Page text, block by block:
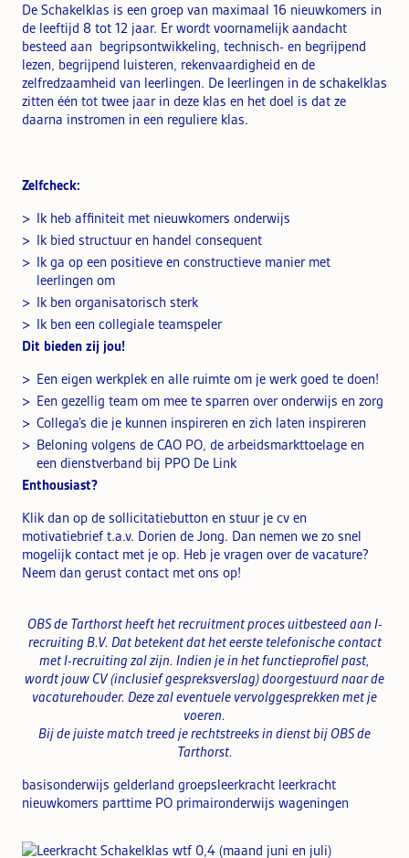
De Schakelklas is een groep van maximaal 16 nieuwkomers in
de leeftijd 8 tot 12 jaar. Er wordt voornamelijk aandacht
besteed aan begripsontwikkeling, technisch- en begrijpend
lezen, begrijpend luisteren, rekenvaardigheid en de
zelfredzaamheid van leerlingen. De leerlingen in de schakelklas
zitten één tot twee jaar in deze klas en het doel is dat ze
daarna instromen in een reguliere klas.
Zelfcheck:
Ik heb affiniteit met nieuwkomers onderwijs
Ik bied structuur en handel consequent
Ik ga op een positieve en constructieve manier met
leerlingen om
Ik ben organisatorisch sterk
Ik ben een collegiale teamspeler
Dit bieden zij jou!
Een eigen werkplek en alle ruimte om je werk goed te doen!
Een gezellig team om mee te sparren over onderwijs en zorg
Collega’s die je kunnen inspireren en zich laten inspireren
Beloning volgens de CAO PO, de arbeidsmarkttoelage en
een dienstverband bij PPO De Link
Enthousiast?
Klik dan op de sollicitatiebutton en stuur je cv en
motivatiebrief t.a.v. Dorien de Jong. Dan nemen we zo snel
mogelijk contact met je op. Heb je vragen over de vacature?
Neem dan gerust contact met ons op!
OBS de Tarthorst heeft het recruitment proces uitbesteed aan I-
recruiting B.V. Dat betekent dat het eerste telefonische contact
met I-recruiting zal zijn. Indien je in het functieprofiel past,
wordt jouw CV (inclusief gespreksverslag) doorgestuurd naar de
vacaturehouder. Deze zal eventuele vervolggesprekken met je
voeren.
Bij de juiste match treed je rechtstreeks in dienst bij OBS de
Tarthorst.
basisonderwijs gelderland groepsleerkracht leerkracht
nieuwkomers parttime PO primaironderwijs wageningen